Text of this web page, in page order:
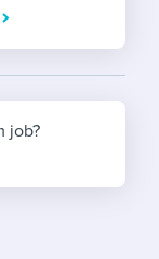
people
people
brand
experiences
free trial
job?